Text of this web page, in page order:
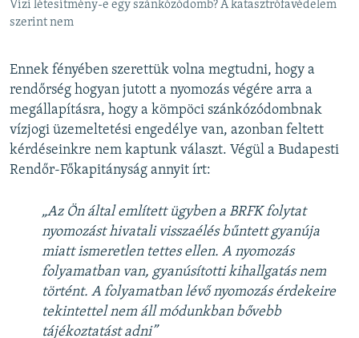
Vízi létesítmény-e egy szánkózódomb? A katasztrófavédelem
szerint nem
Ennek fényében szerettük volna megtudni, hogy a
rendőrség hogyan jutott a nyomozás végére arra a
megállapításra, hogy a kömpöci szánkózódombnak
vízjogi üzemeltetési engedélye van, azonban feltett
kérdéseinkre nem kaptunk választ. Végül a Budapesti
Rendőr-Főkapitányság annyit írt:
„Az Ön által említett ügyben a BRFK folytat
nyomozást hivatali visszaélés bűntett gyanúja
miatt ismeretlen tettes ellen. A nyomozás
folyamatban van, gyanúsítotti kihallgatás nem
történt. A folyamatban lévő nyomozás érdekeire
tekintettel nem áll módunkban bővebb
tájékoztatást adni”